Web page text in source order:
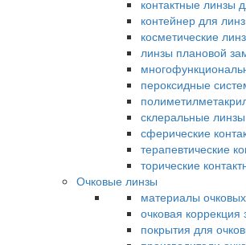
контактные линзы
контейнер для линз
косметические
линзы плановой
пероксидные
склеральные линзы
сферические
терапевтические
торические
Очковые линзы
материалы
очковая коррекция
покрытия для